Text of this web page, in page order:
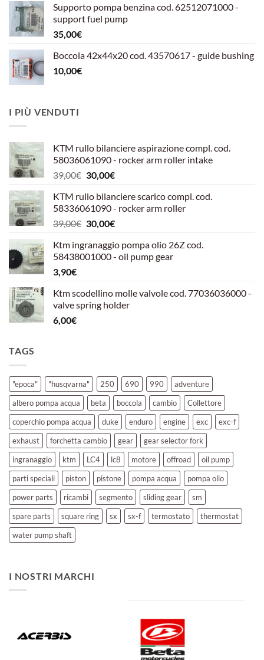
era:
599,00€.
è:
540,00€.
Supporto pompa benzina cod. 62512071000 -
support fuel pump
35,00€
Boccola 42x44x20 cod. 43570617 - guide bushing
10,00€
I PIÙ VENDUTI
KTM rullo bilanciere aspirazione compl. cod.
58036061090 - rocker arm roller intake
39,00€ Il
originale
era:
39,00€.
30,00€Il
attuale
è:
30,00€.
KTM rullo bilanciere scarico compl. cod.
58336061090 - rocker arm roller
39,00€ Il
originale
era:
30,00€Il
attuale
è:
Ktm ingranaggio pompa olio 26Z cod.
58438001000 - oil pump gear
3,90€
Ktm scodellino molle valvole cod. 77036036000 -
valve spring holder
6,00€
TAGS
"epoca" "husqvarna" 250 690 990
adventure
albero pompa acqua
beta boccola cambio
Collettore
coperchio pompa acqua
duke enduro engine exc
exc-f
exhaust
forchetta cambio gear
gear selector fork
ingranaggio
ktm LC4 lc8 motore offroad
oil pump
parti speciali
piston pistone pompa acqua
pompa olio
power parts
ricambi segmento sliding gear
sm
spare parts
square ring sx sx-f termostato
thermostat
water pump shaft
I NOSTRI MARCHI